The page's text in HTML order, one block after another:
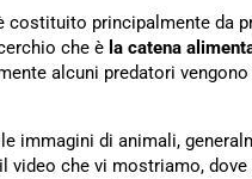
principalmente da
che è la catena
alcuni predatori
immagini di animali,
video che vi mostriamo,